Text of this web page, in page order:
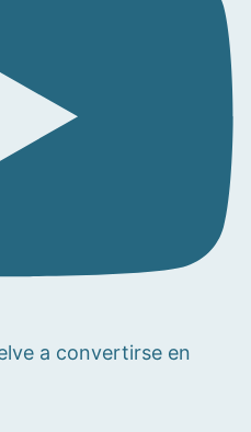
a convertirse en